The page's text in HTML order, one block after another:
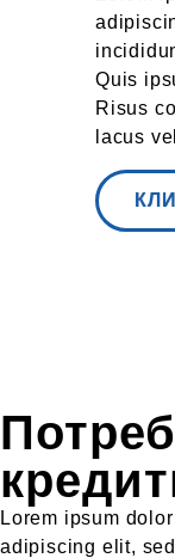
Quis
Risus
lacus
Lorem ipsum
adipiscing elit,